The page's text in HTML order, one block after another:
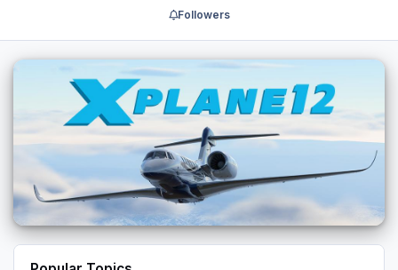
bug with FO only reading the…
Followers